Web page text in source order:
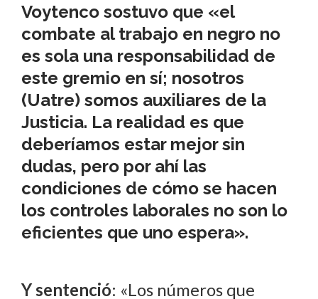
Voytenco sostuvo que «el
combate al trabajo en negro no
es sola una responsabilidad de
este gremio en sí; nosotros
(Uatre) somos auxiliares de la
Justicia. La realidad es que
deberíamos estar mejor sin
dudas, pero por ahí las
condiciones de cómo se hacen
los controles laborales no son lo
eficientes que uno espera».
Y sentenció: «Los números que